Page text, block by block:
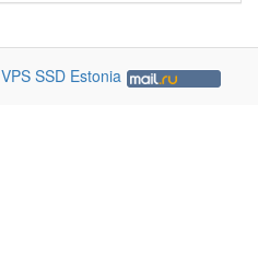
VPS SSD Estonia